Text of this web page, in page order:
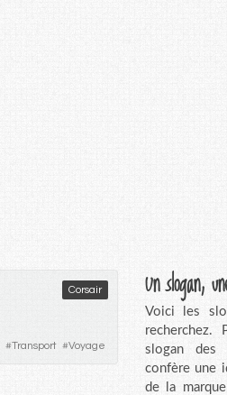
Corsair
#Transport #Voyage
Un slogan,
Voici les
recherchez.
slogan des
confère une
de la